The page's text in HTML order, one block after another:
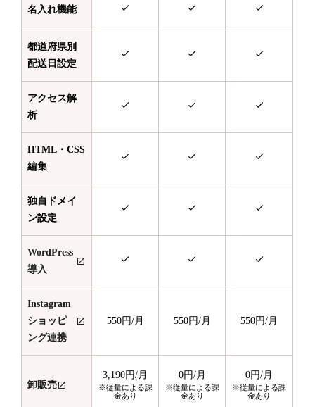
名入れ機能
都道府県別
配送日設定
アクセス解
析
HTML・CSS
編集
独自ドメイ
ン設定
WordPress
導入
Instagram
ショッピ
ング連携
550円/月 550円/月 550円/月
卸販売
3,190円/月
※従量による課
金あり
0円/月
※従量による課
金あり
0円/月
※従量による課
金あり